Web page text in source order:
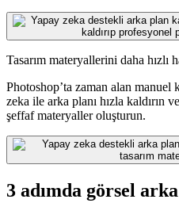
Tasarım materyallerini daha hızlı
Photoshop’ta zaman alan manuel
zeka ile arka planı hızla kaldırın
şeffaf materyaller oluşturun.
3 adımda görsel